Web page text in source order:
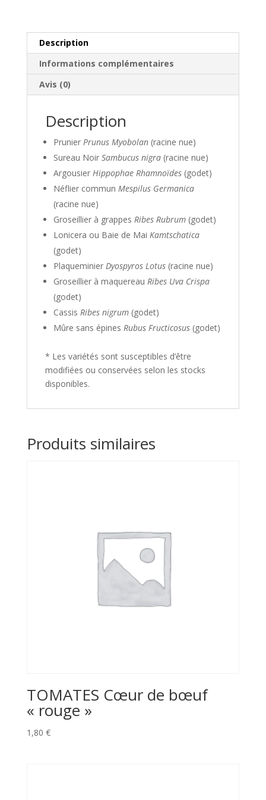
haieDescription
Informations complémentaires
Avis (0)
Description
Prunier Prunus Myobolan(racine nue)
Sureau Noir Sambucus nigra(racine nue)
Argousier Hippophae Rhamnoïdes(godet)
Néflier commun Mespilus Germanica
(racine nue)
Groseillier à grappes Ribes Rubrum(godet)
Lonicera ou Baie de Mai Kamtschatica
(godet)
Plaqueminier Dyospyros Lotus(racine nue)
Groseillier à maquereau Ribes Uva Crispa
(godet)
Cassis Ribes nigrum(godet)
Mûre sans épines Rubus Fructicosus(godet)
* Les variétés sont susceptibles d’être
modifiées ou conservées selon les stocks
disponibles.
Produits similaires
TOMATES Cœur de bœuf
« rouge »
1,80 €